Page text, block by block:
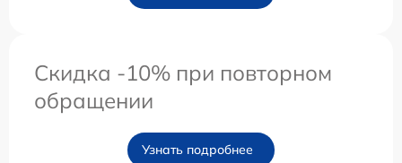
Скидка -10% при повторном
обращении
Узнать подробнее